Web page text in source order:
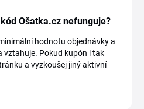
Ošatka.cz nefunguje?
hodnotu objednávky a
vztahuje. Pokud kupón i tak
a vyzkoušej jiný aktivní